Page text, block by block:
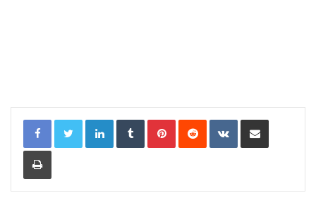
LinkedInTumblr PinterestReddit VKontakteShare via Email
Print